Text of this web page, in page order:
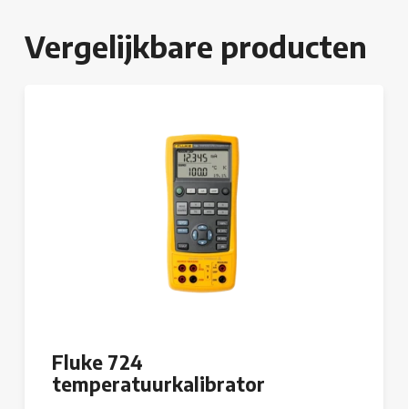
Vergelijkbare producten
Fluke 724
temperatuurkalibrator